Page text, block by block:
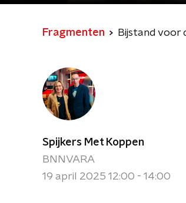
Fragmenten Bijstand voor
Spijkers Met Koppen
BNNVARA
19 april 2025 12:00 - 14:00